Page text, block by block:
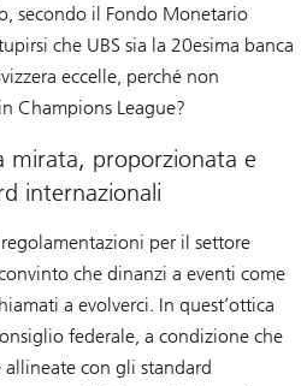
secondo il Fondo Monetario
che UBS sia la 20esima banca
eccelle, perché non
Champions League?
mirata, proporzionata e
internazionali
per il settore
che dinanzi a eventi come
a evolverci. In quest’ottica
federale, a condizione che
con gli standard